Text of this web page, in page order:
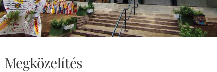
Megközelítés